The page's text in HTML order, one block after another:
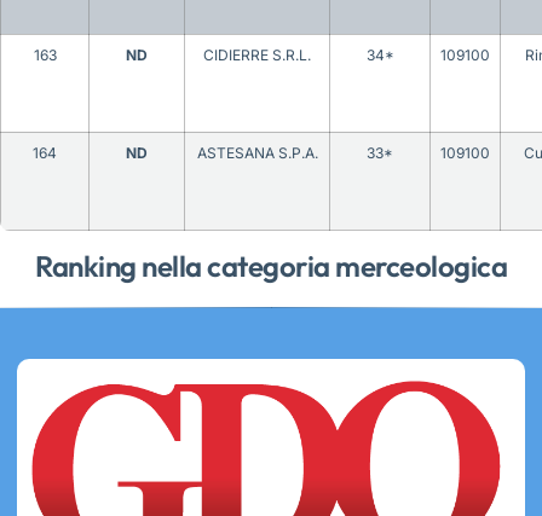
Ranking nella categoria merceologica
163 ND CIDIERRE S.R.L. 34* 109100
164 ND ASTESANA S.P.A. 33* 109100